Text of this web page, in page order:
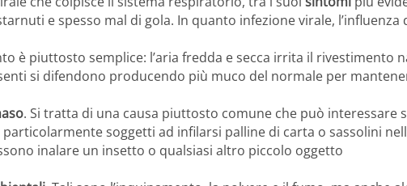
e spesso mal di gola. In quanto infezione virale, l’influenza
è piuttosto semplice: l’aria fredda e secca irrita il rivestimento
si difendono producendo più muco del normale per
. Si tratta di una causa piuttosto comune che può interessare
soggetti ad infilarsi palline di carta o sassolini
inalare un insetto o qualsiasi altro piccolo oggetto